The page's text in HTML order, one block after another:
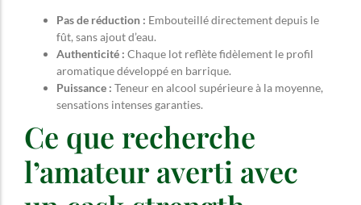
Pas de réduction : Embouteillé directement depuis le
fût, sans ajout d’eau.
Authenticité : Chaque lot reflète fidèlement le profil
aromatique développé en barrique.
Puissance : Teneur en alcool supérieure à la moyenne,
sensations intenses garanties.
Ce que recherche
l’amateur averti avec